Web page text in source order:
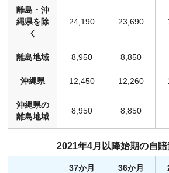
離島・沖
縄県を除
く
24,190 23,690
離島地域 8,950 8,850
沖縄県 12,450 12,260
沖縄県の
離島地域
8,950 8,850
2021年4月以降始期の自
37か月 36か月